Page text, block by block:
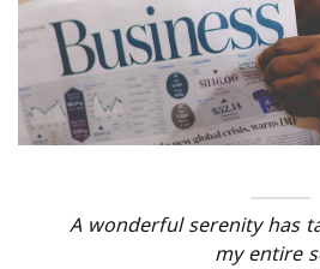
A wonderful serenity has
my entire